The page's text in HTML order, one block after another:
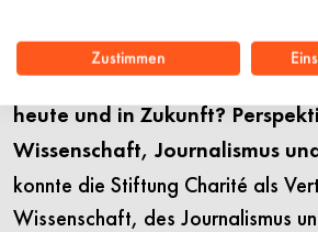
unter der ÜberschriftWhen
Wie gelingt gute
heute und in Zukunft?
Wissenschaft, Journalismus
konnte die Stiftung Charité als
Wissenschaft, des Journalismus
Zustimmen